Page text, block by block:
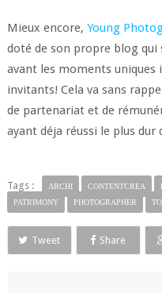
Mieux encore, Young
doté de son propre blog
avant les moments uniques
invitants! Cela va sans
de partenariat et de
ayant déja réussi le plus dur
Tags : ARCHI CONTENTCREA
PATRIMONY
PHOTOGRAPHER
Tweet Share